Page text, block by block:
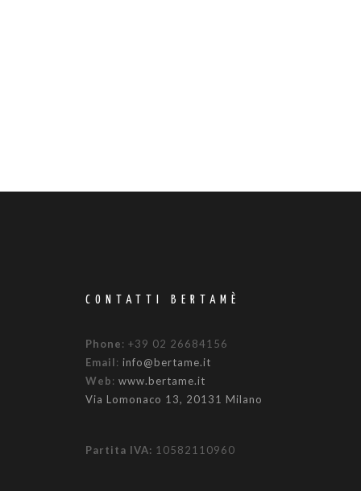
CONTATTI BERTAMÈ
Phone: +39 02 26684156
Email: info@bertame.it
Web: www.bertame.it
Via Lomonaco 13, 20131 Milano
Partita IVA: 10582110960